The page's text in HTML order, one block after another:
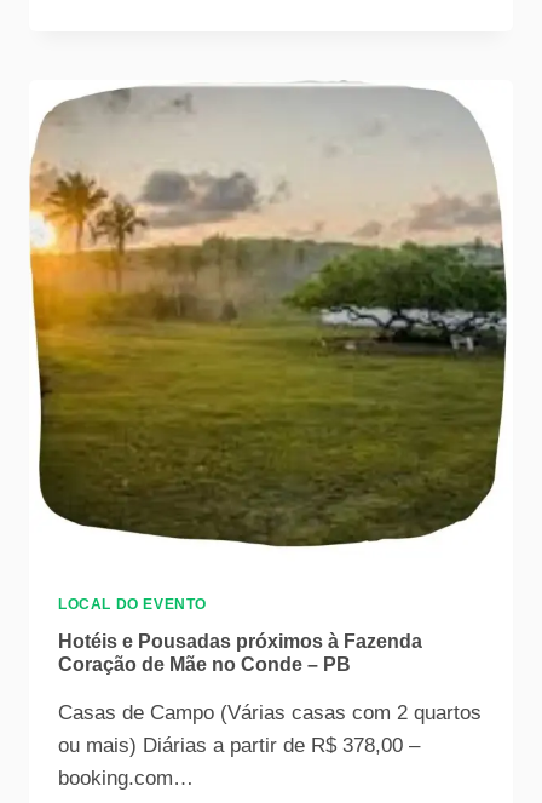
LOCAL DO EVENTO
Hotéis e Pousadas próximos à Fazenda
Coração de Mãe no Conde – PB
Casas de Campo (Várias casas com 2 quartos
ou mais) Diárias a partir de R$ 378,00 –
booking.com…